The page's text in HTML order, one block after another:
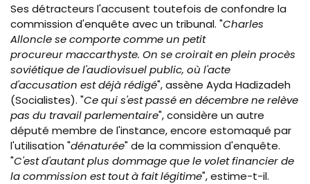
Ses détracteurs l'accusent toutefois de confondre la
commission d'enquête avec un tribunal. "Charles
Alloncle se comporte comme un petit
procureur maccarthyste. On se croirait en plein procès
soviétique de l'audiovisuel public, où l'acte
d'accusation est déjà rédigé", assène Ayda Hadizadeh
(Socialistes). "Ce qui s'est passé en décembre ne relève
pas du travail parlementaire", considère un autre
député membre de l'instance, encore estomaqué par
l'utilisation "dénaturée" de la commission d'enquête.
"C'est d'autant plus dommage que le volet financier de
la commission est tout à faitlégitime", estime-t-il.